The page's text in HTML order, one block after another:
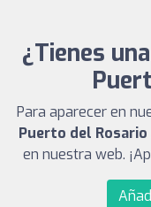
¿Tienes
Para aparecer en
Puerto del Rosario
en nuestra web.